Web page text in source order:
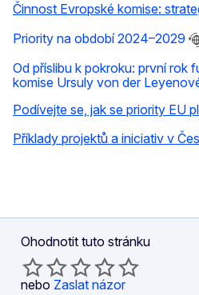
Činnost Evropské komise:
Priority na období 2024–2029
Od příslibu k pokroku: první rok
komise Ursuly von der
Podívejte se, jak se priority EU
Příklady projektů a iniciativ v
Ohodnotit tuto stránku
nebo Zaslat názor